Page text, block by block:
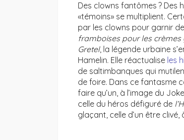
Des clowns fantômes ? Des
«témoins» se multiplient.
par les clowns pour garnir
framboises pour les crèmes
Gretel, la légende urbaine
Hamelin. Elle réactualise les
de saltimbanques qui
de foire. Dans ce fantasme
faire qu’un, à l’image du
celle du héros défiguré de
glaçant, celle d’un être